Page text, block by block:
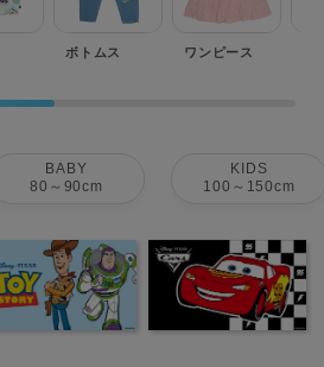
ボトムス ワンピース
BABY
80～90cm
KIDS
100～150cm